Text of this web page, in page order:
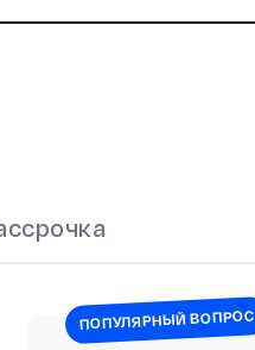
ПОПУЛЯРНЫЙ ВОПРОС